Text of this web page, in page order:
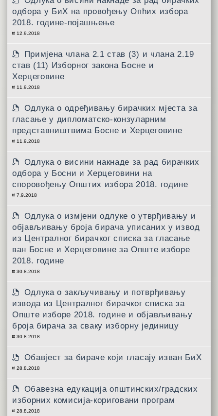
одбора у БиХ на провођењу Опћих избора
2018. године-појашњење
12.9.2018
Примјена члана 2.1 став (3) и члана 2.19
став (11) Изборног закона Босне и
Херцеговине
11.9.2018
Одлука о одређивању бирачких мјеста за
гласање у дипломатско-конзуларним
представништвима Босне и Херцеговине
11.9.2018
Одлука о висини накнаде за рад бирачких
одбора у Босни и Херцеговини на
споровођењу Општих избора 2018. године
7.9.2018
Одлука о измјени одлуке о утврђивању и
објављивању броја бирача уписаних у извод
из Централног бирачког списка за гласање
ван Босне и Херцеговине за Опште изборе
2018. године
30.8.2018
Одлука о закључивању и потврђивању
извода из Централног бирачког списка за
Опште изборе 2018. године и објављивању
броја бирача за сваку изборну јединицу
30.8.2018
Обавјест за бираче који гласају изван БиХ
28.8.2018
Обавезна едукација општинских/градских
изборних комисија-кориговани програм
28.8.2018